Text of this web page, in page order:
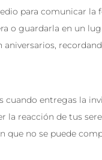
para comunicar
o guardarla en un
cuando entregas la
la reacción de tus
que no se puede